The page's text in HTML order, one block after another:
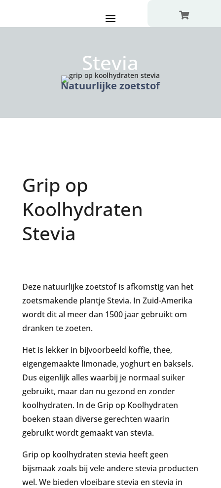

Stevia
Natuurlijke zoetstof
Grip op
Koolhydraten
Stevia
Deze natuurlijke zoetstof is afkomstig van het
zoetsmakende plantje Stevia. In Zuid-Amerika
wordt dit al meer dan 1500 jaar gebruikt om
dranken te zoeten.
Het is lekker in bijvoorbeeld koffie, thee,
eigengemaakte limonade, yoghurt en baksels.
Dus eigenlijk alles waarbij je normaal suiker
gebruikt, maar dan nu gezond en zonder
koolhydraten. In de Grip op Koolhydraten
boeken staan diverse gerechten waarin
gebruikt wordt gemaakt van stevia.
Grip op koolhydraten stevia heeft geen
bijsmaak zoals bij vele andere stevia producten
wel. We bieden vloeibare stevia en stevia in